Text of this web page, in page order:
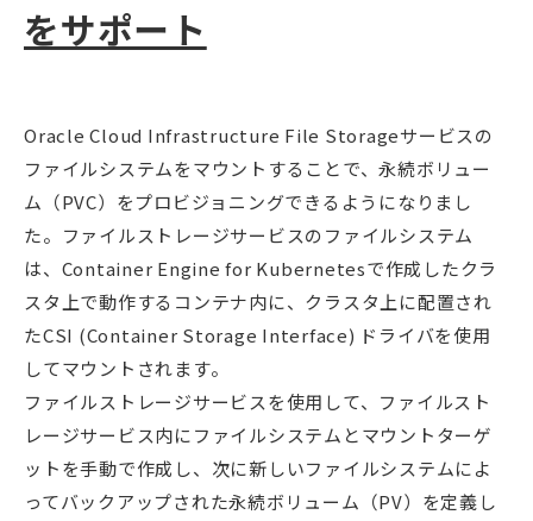
をサポート
Oracle Cloud Infrastructure File Storageサービスの
ファイルシステムをマウントすることで、永続ボリュー
ム（PVC）をプロビジョニングできるようになりまし
た。ファイルストレージサービスのファイルシステム
は、Container Engine for Kubernetesで作成したクラ
スタ上で動作するコンテナ内に、クラスタ上に配置され
たCSI (Container Storage Interface) ドライバを使用
してマウントされます。
ファイルストレージサービスを使用して、ファイルスト
レージサービス内にファイルシステムとマウントターゲ
ットを手動で作成し、次に新しいファイルシステムによ
ってバックアップされた永続ボリューム（PV）を定義し